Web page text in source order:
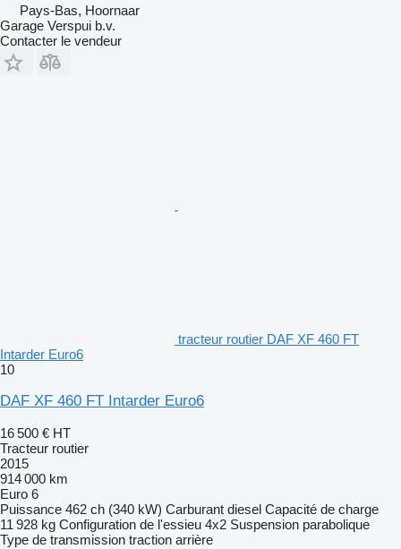
Pays-Bas, Hoornaar
Garage Verspui b.v.
Contacter le vendeur
tracteur routier DAF XF 460 FT
Intarder Euro6
10
DAF XF 460 FT Intarder Euro6
16 500 € HT
Tracteur routier
2015
914 000 km
Euro 6
Puissance 462 ch (340 kW) Carburant diesel Capacité de charge
11 928 kg Configuration de l'essieu 4x2 Suspension parabolique
Type de transmission traction arrière